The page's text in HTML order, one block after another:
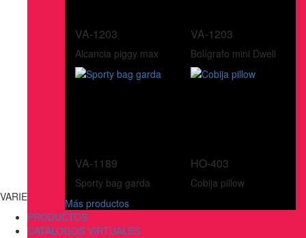
VA-1203
Alcancia piggy max
VA-1203
Bolígrafo mini Dwell
VA-1189
Sporty bag garda
HO-403
Cobija pillow
Más productos
PRODUCTOS
CATÁLOGOS VIRTUALES
VARIEDADES